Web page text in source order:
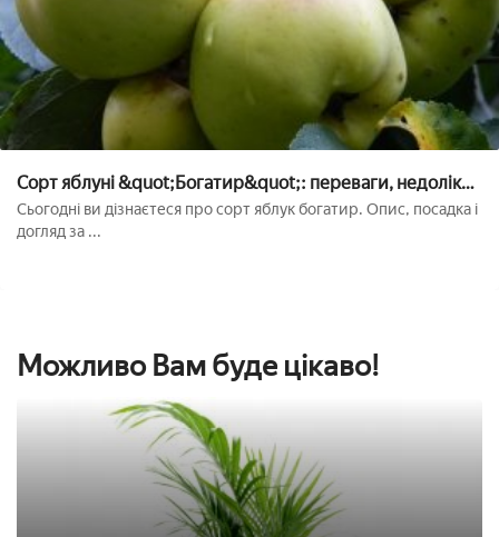
Сорт яблуні &quot;Богатир&quot;: переваги, недоліки,
посадка, догляд
Сьогодні ви дізнаєтеся про сорт яблук богатир. Опис, посадка і
догляд за ...
Можливо Вам буде цікаво!